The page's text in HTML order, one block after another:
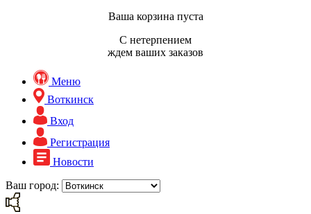
Ваша корзина пуста
С нетерпением
ждем ваших заказов
Меню
Воткинск
Вход
Регистрация
Новости
Ваш город: